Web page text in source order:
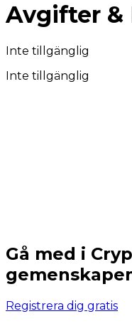
Avgifter &
Inte tillgänglig
Inte tillgänglig
Gå med i
Registrera dig gratis